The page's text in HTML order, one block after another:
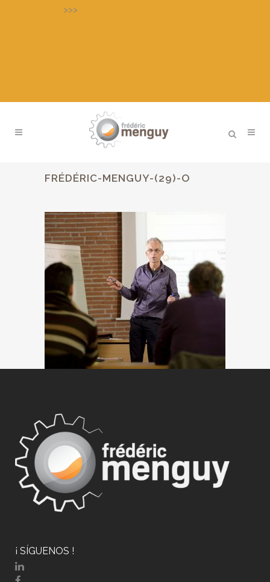
>>>
FRÉDÉRIC-MENGUY-(29)-O
¡ SÍGUENOS !